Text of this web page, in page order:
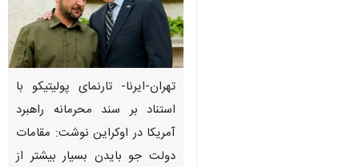
تهران-ایرنا- تارنمای پولیتیکو با
استناد بر سند محرمانه راهبرد
آمریکا در اوکراین نوشت: مقامات
دولت جو بایدن بسیار بیشتر از